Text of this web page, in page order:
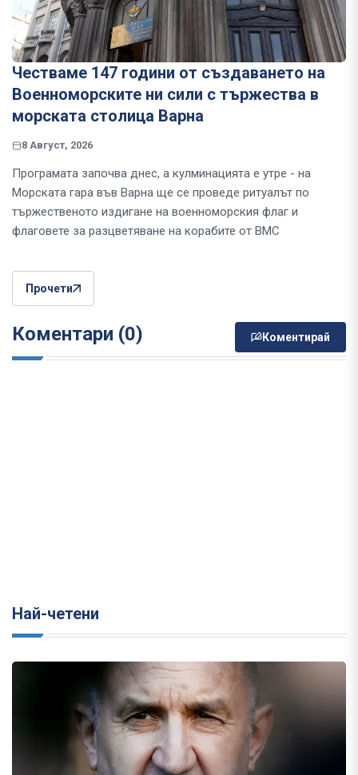
Честваме 147 години от създаването на
Военноморските ни сили с тържества в
морската столица Варна
8 Август, 2026
Програмата започва днес, а кулминацията е утре - на
Морската гара във Варна ще се проведе ритуалът по
тържественото издигане на военноморския флаг и
флаговете за разцветяване на корабите от ВМС
Прочети
Коментари (0) Коментирай
Най-четени